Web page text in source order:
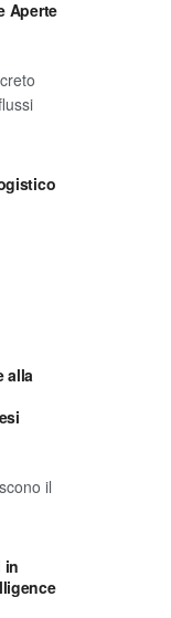
Aperte
alla
il
in